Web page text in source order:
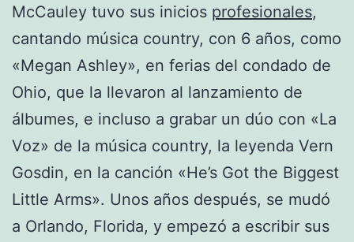
McCauley tuvo sus inicios profesionales,
cantando música country, con 6 años, como
«Megan Ashley», en ferias del condado de
Ohio, que la llevaron al lanzamiento de
álbumes, e incluso a grabar un dúo con «La
Voz» de la música country, la leyenda Vern
Gosdin, en la canción «He’s Got the Biggest
Little Arms». Unos años después, se mudó
a Orlando, Florida, y empezó a escribir sus